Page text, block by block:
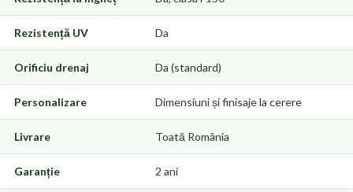
Rezistență UV Da
Orificiu drenaj Da (standard)
Personalizare Dimensiuni și finisaje la cerere
Livrare Toată România
Garanție 2 ani